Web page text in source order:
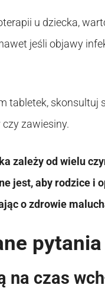
u dziecka,
jeśli objawy
tabletek,
zawiesiny.
zależy od wielu
jest, aby rodzice i
o zdrowie
pytania
na czas